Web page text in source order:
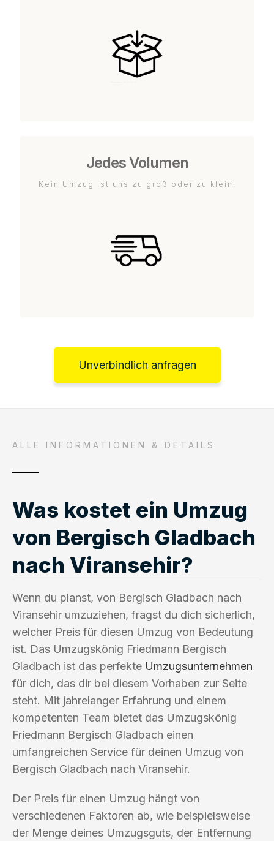
Jedes Volumen
Kein Umzug ist uns zu groß oder zu klein.
Unverbindlich anfragen
ALLE INFORMATIONEN & DETAILS
Was kostet ein Umzug
von Bergisch Gladbach
nach Viransehir?
Wenn du planst, von Bergisch Gladbach nach
Viransehir umzuziehen, fragst du dich sicherlich,
welcher Preis für diesen Umzug von Bedeutung
ist. Das Umzugskönig Friedmann Bergisch
Gladbach ist das perfekte Umzugsunternehmen
für dich, das dir bei diesem Vorhaben zur Seite
steht. Mit jahrelanger Erfahrung und einem
kompetenten Team bietet das Umzugskönig
Friedmann Bergisch Gladbach einen
umfangreichen Service für deinen Umzug von
Bergisch Gladbach nach Viransehir.
Der Preis für einen Umzug hängt von
verschiedenen Faktoren ab, wie beispielsweise
der Menge deines Umzugsguts, der Entfernung